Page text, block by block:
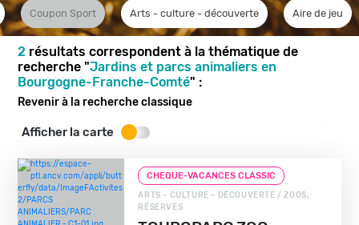
Coupon Sport Arts - culture - découverte Aire de jeu
2 résultats correspondent à la thématique de
recherche "Jardins et parcs animaliers en
Bourgogne-Franche-Comté" :
Revenir à la recherche classique
Afficher la carte
CHEQUE-VACANCES CLASSIC
ARTS - CULTURE - DÉCOUVERTE / ZOOS,
RÉSERVES